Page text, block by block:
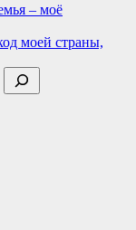
– моё
моей страны,